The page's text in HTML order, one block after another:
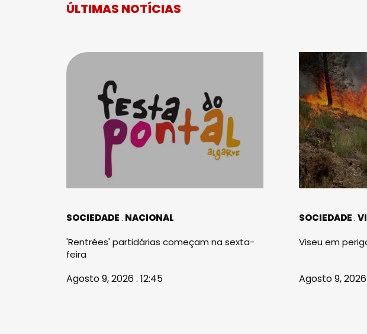
ÚLTIMAS NOTÍCIAS
SOCIEDADE NACIONAL
'Rentrées' partidárias começam na sexta-
feira
Agosto 9, 2026 . 12:45
SOCIEDADE
Viseu em
Agosto 9, 2026